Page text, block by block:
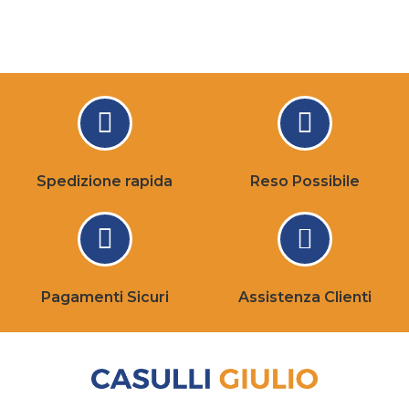
Spedizione rapida Reso Possibile
Pagamenti Sicuri Assistenza Clienti